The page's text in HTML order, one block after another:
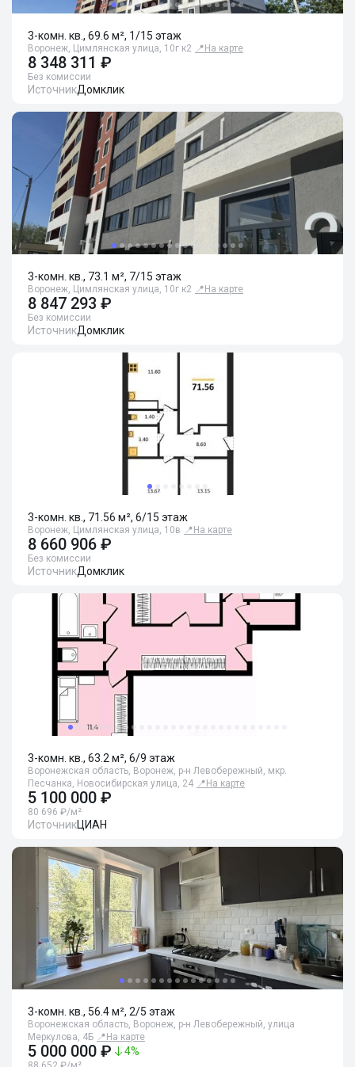
3-комн. кв., 69.6 м², 1/15 этаж
Воронеж, Цимлянская улица, 10г к2 📍 На карте
8 348 311 ₽
Без комиссии
ИсточникДомклик
3-комн. кв., 73.1 м², 7/15 этаж
Воронеж, Цимлянская улица, 10г к2 📍 На карте
8 847 293 ₽
Без комиссии
ИсточникДомклик
3-комн. кв., 71.56 м², 6/15 этаж
Воронеж, Цимлянская улица, 10в 📍 На карте
8 660 906 ₽
Без комиссии
ИсточникДомклик
3-комн. кв., 63.2 м², 6/9 этаж
Воронежская область, Воронеж, р-н Левобережный, мкр.
Песчанка, Новосибирская улица, 24 📍 На карте
5 100 000 ₽
80 696 ₽/м²
ИсточникЦИАН
3-комн. кв., 56.4 м², 2/5 этаж
Воронежская область, Воронеж, р-н Левобережный, улица
Меркулова, 4Б 📍 На карте
5 000 000 ₽ 4%